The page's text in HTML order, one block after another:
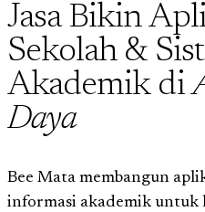
Jasa Bikin
Sekolah &
Akademik di
Daya
Bee Mata membangun
informasi akademik untuk